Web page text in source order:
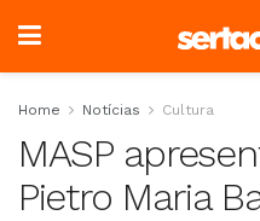
Home Notícias Cultura
MASP
Pietro Maria